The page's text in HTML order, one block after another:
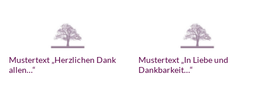
Mustertext „Herzlichen Dank
allen…“
Mustertext „In Liebe und
Dankbarkeit…“